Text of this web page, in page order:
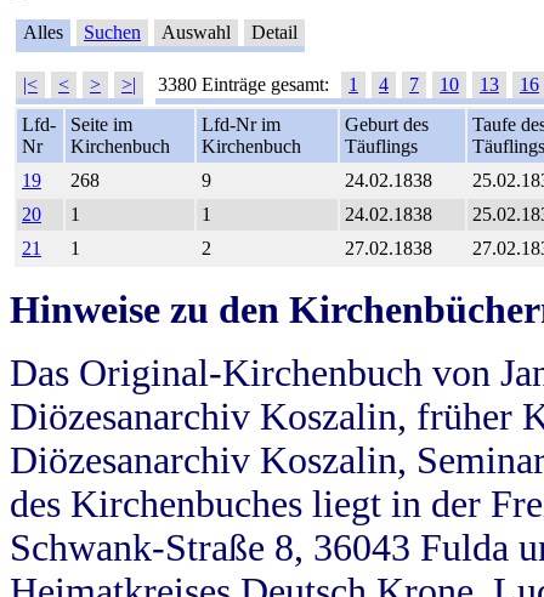
Alles Suchen Auswahl Detail
|< < > >| 3380 Einträge gesamt: 1 4 7 10 13
16
Lfd-
Nr
Seite im
Kirchenbuch
Lfd-Nr im
Kirchenbuch
Geburt des
Täuflings
Taufe
Täuflings
19
268 9 24.02.1838
20
1 1 24.02.1838
21
1 2 27.02.1838
Hinweise zu den
Das Original-Kirchenbuch von
Diözesanarchiv Koszalin, früher
Diözesanarchiv Koszalin,
des Kirchenbuches liegt in der
Schwank-Straße 8, 36043 Fulda